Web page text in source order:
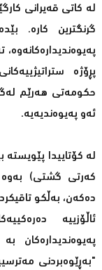
لە کاتی قەیرانی
گرنگترین کارە.
پڕۆژە
حکومەتی هەرێم
ئەو پەیوەندیەیە.
لە کۆتاییدا
کەرتی گشتی) بەوە
دەکەن، بەڵکو
ئاڵۆزییە
پەیوەندیدارەکان